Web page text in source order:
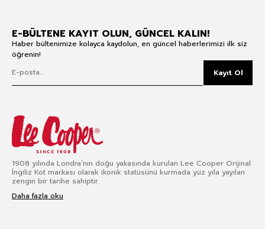
E-BÜLTENE KAYIT OLUN, GÜNCEL KALIN!
Haber bültenimize kolayca kaydolun, en güncel haberlerimizi ilk siz
öğrenin!
Kayıt Ol
1908 yılında Londra’nın doğu yakasında kurulan Lee Cooper Orijinal
İngiliz Kot markası olarak ikonik statüsünü kurmada yüz yıla yayılan
zengin bir tarihe sahiptir.
Daha fazla oku